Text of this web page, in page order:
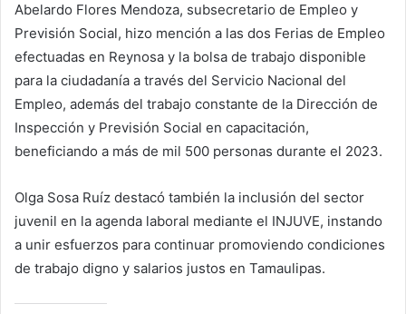
Abelardo Flores Mendoza, subsecretario de Empleo y
Previsión Social, hizo mención a las dos Ferias de Empleo
efectuadas en Reynosa y la bolsa de trabajo disponible
para la ciudadanía a través del Servicio Nacional del
Empleo, además del trabajo constante de la Dirección de
Inspección y Previsión Social en capacitación,
beneficiando a más de mil 500 personas durante el 2023.
Olga Sosa Ruíz destacó también la inclusión del sector
juvenil en la agenda laboral mediante el INJUVE, instando
a unir esfuerzos para continuar promoviendo condiciones
de trabajo digno y salarios justos en Tamaulipas.